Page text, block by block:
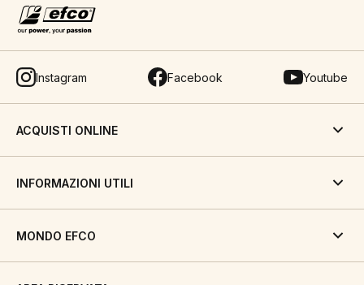
Instagram Facebook Youtube
ACQUISTI ONLINE
INFORMAZIONI UTILI
MONDO EFCO